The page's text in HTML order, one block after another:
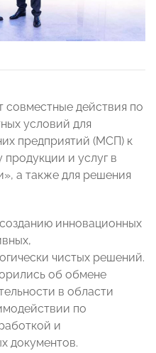
совместные действия по
условий для
предприятий (МСП) к
продукции и услуг в
а также для решения
инновационных
чистых решений.
об обмене
в области
по
и
документов.